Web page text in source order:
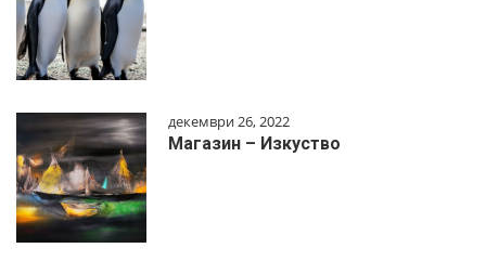
декември 26, 2022
Магазин – Изкуство